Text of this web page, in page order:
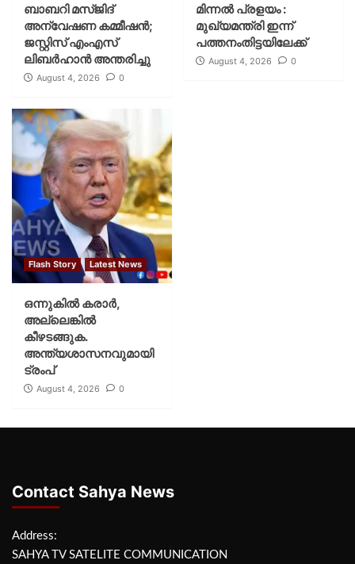
ബാബറി മസ്ജിദ്
അന്വേഷണ കമ്മീഷന്‍;
ജസ്റ്റിസ് എംഎസ്
ലിബര്‍ഹാന്‍ അന്തരിച്ചു
August 4, 2026 0
മിന്നല്‍ പ്രളയം :
മുഖ്യമന്ത്രി ഇന്ന്
പത്തനംതിട്ടയിലേക്ക്
August 4, 2026 0
Flash Story Latest News
ഒന്നുകില്‍ കരാര്‍,
അല്ലെങ്കില്‍
കീഴടങ്ങുക.
അന്ത്യശാസനവുമായി
ട്രംപ്
August 4, 2026 0
Contact Sahya News
Address:
SAHYA TV SATELITE COMMUNICATION